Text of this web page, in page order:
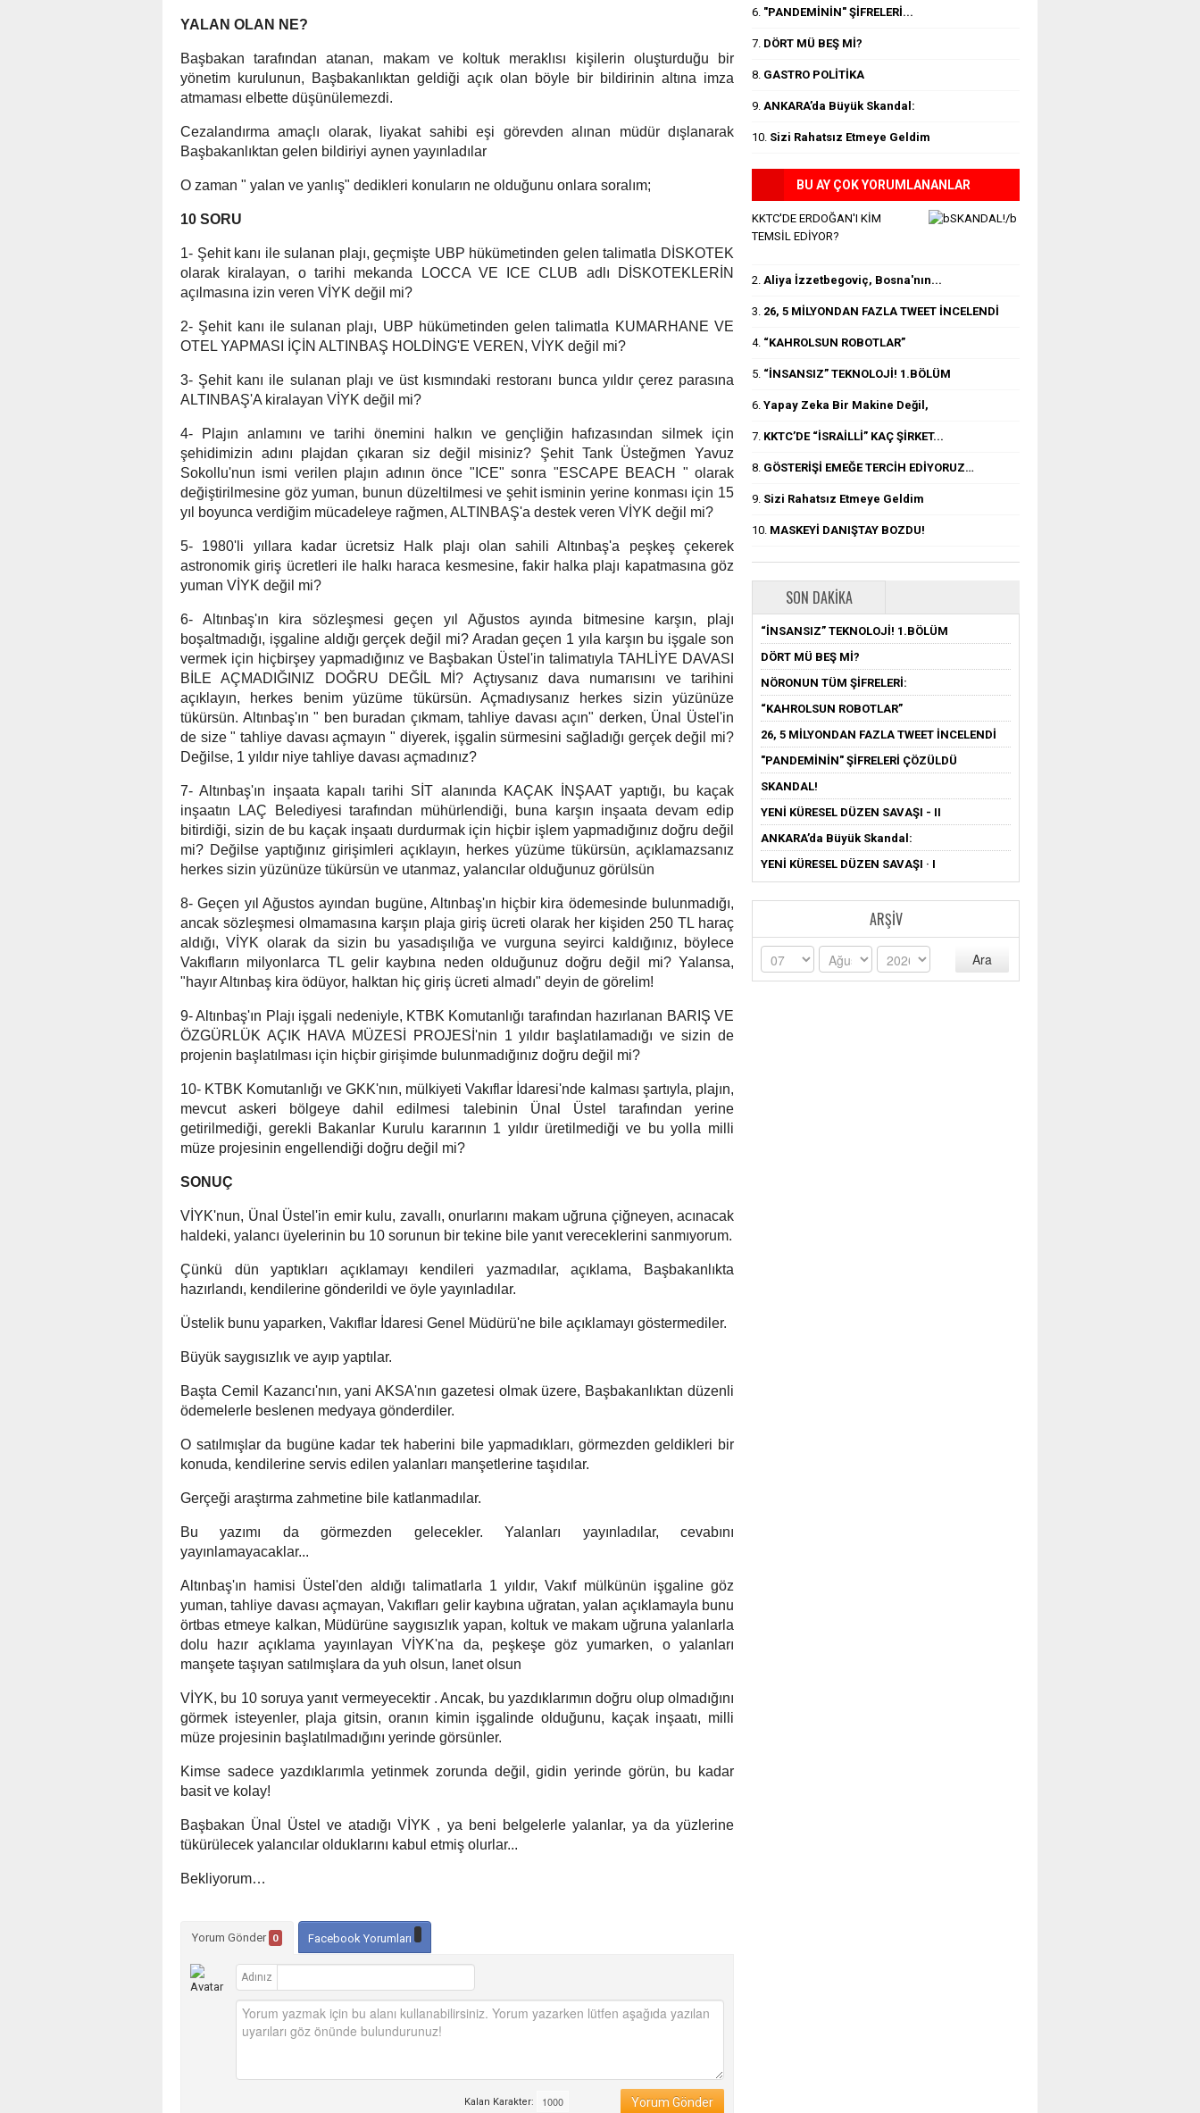
YALAN OLAN NE?
Başbakan tarafından atanan, makam ve koltuk meraklısı kişilerin oluşturduğu bir
yönetim kurulunun, Başbakanlıktan geldiği açık olan böyle bir bildirinin altına imza
atmaması elbette düşünülemezdi.
Cezalandırma amaçlı olarak, liyakat sahibi eşi görevden alınan müdür dışlanarak
Başbakanlıktan gelen bildiriyi aynen yayınladılar
O zaman " yalan ve yanlış" dedikleri konuların ne olduğunu onlara soralım;
10 SORU
1- Şehit kanı ile sulanan plajı, geçmişte UBP hükümetinden gelen talimatla DİSKOTEK
olarak kiralayan, o tarihi mekanda LOCCA VE ICE CLUB adlı DİSKOTEKLERİN
açılmasına izin veren VİYK değil mi?
2- Şehit kanı ile sulanan plajı, UBP hükümetinden gelen talimatla KUMARHANE VE
OTEL YAPMASI İÇİN ALTINBAŞ HOLDİNG'E VEREN, VİYK değil mi?
3- Şehit kanı ile sulanan plajı ve üst kısmındaki restoranı bunca yıldır çerez parasına
ALTINBAŞ'A kiralayan VİYK değil mi?
4- Plajın anlamını ve tarihi önemini halkın ve gençliğin hafızasından silmek için
şehidimizin adını plajdan çıkaran siz değil misiniz? Şehit Tank Üsteğmen Yavuz
Sokollu'nun ismi verilen plajın adının önce "ICE" sonra "ESCAPE BEACH " olarak
değiştirilmesine göz yuman, bunun düzeltilmesi ve şehit isminin yerine konması için 15
yıl boyunca verdiğim mücadeleye rağmen, ALTINBAŞ'a destek veren VİYK değil mi?
5- 1980'li yıllara kadar ücretsiz Halk plajı olan sahili Altınbaş'a peşkeş çekerek
astronomik giriş ücretleri ile halkı haraca kesmesine, fakir halka plajı kapatmasına göz
yuman VİYK değil mi?
6- Altınbaş'ın kira sözleşmesi geçen yıl Ağustos ayında bitmesine karşın, plajı
boşaltmadığı, işgaline aldığı gerçek değil mi? Aradan geçen 1 yıla karşın bu işgale son
vermek için hiçbirşey yapmadığınız ve Başbakan Üstel'in talimatıyla TAHLİYE DAVASI
BİLE AÇMADIĞINIZ DOĞRU DEĞİL Mİ? Açtıysanız dava numarısını ve tarihini
açıklayın, herkes benim yüzüme tükürsün. Açmadıysanız herkes sizin yüzünüze
tükürsün. Altınbaş'ın " ben buradan çıkmam, tahliye davası açın" derken, Ünal Üstel'in
de size " tahliye davası açmayın " diyerek, işgalin sürmesini sağladığı gerçek değil mi?
Değilse, 1 yıldır niye tahliye davası açmadınız?
7- Altınbaş'ın inşaata kapalı tarihi SİT alanında KAÇAK İNŞAAT yaptığı, bu kaçak
inşaatın LAÇ Belediyesi tarafından mühürlendiği, buna karşın inşaata devam edip
bitirdiği, sizin de bu kaçak inşaatı durdurmak için hiçbir işlem yapmadığınız doğru değil
mi? Değilse yaptığınız girişimleri açıklayın, herkes yüzüme tükürsün, açıklamazsanız
herkes sizin yüzünüze tükürsün ve utanmaz, yalancılar olduğunuz görülsün
8- Geçen yıl Ağustos ayından bugüne, Altınbaş'ın hiçbir kira ödemesinde bulunmadığı,
ancak sözleşmesi olmamasına karşın plaja giriş ücreti olarak her kişiden 250 TL haraç
aldığı, VİYK olarak da sizin bu yasadışılığa ve vurguna seyirci kaldığınız, böylece
Vakıfların milyonlarca TL gelir kaybına neden olduğunuz doğru değil mi? Yalansa,
"hayır Altınbaş kira ödüyor, halktan hiç giriş ücreti almadı" deyin de görelim!
9- Altınbaş'ın Plajı işgali nedeniyle, KTBK Komutanlığı tarafından hazırlanan BARIŞ VE
ÖZGÜRLÜK AÇIK HAVA MÜZESİ PROJESİ'nin 1 yıldır başlatılamadığı ve sizin de
projenin başlatılması için hiçbir girişimde bulunmadığınız doğru değil mi?
10- KTBK Komutanlığı ve GKK'nın, mülkiyeti Vakıflar İdaresi'nde kalması şartıyla, plajın,
mevcut askeri bölgeye dahil edilmesi talebinin Ünal Üstel tarafından yerine
getirilmediği, gerekli Bakanlar Kurulu kararının 1 yıldır üretilmediği ve bu yolla milli
müze projesinin engellendiği doğru değil mi?
SONUÇ
VİYK'nun, Ünal Üstel'in emir kulu, zavallı, onurlarını makam uğruna çiğneyen, acınacak
haldeki, yalancı üyelerinin bu 10 sorunun bir tekine bile yanıt vereceklerini sanmıyorum.
Çünkü dün yaptıkları açıklamayı kendileri yazmadılar, açıklama, Başbakanlıkta
hazırlandı, kendilerine gönderildi ve öyle yayınladılar.
Üstelik bunu yaparken, Vakıflar İdaresi Genel Müdürü'ne bile açıklamayı göstermediler.
Büyük saygısızlık ve ayıp yaptılar.
Başta Cemil Kazancı'nın, yani AKSA'nın gazetesi olmak üzere, Başbakanlıktan düzenli
ödemelerle beslenen medyaya gönderdiler.
O satılmışlar da bugüne kadar tek haberini bile yapmadıkları, görmezden geldikleri bir
konuda, kendilerine servis edilen yalanları manşetlerine taşıdılar.
Gerçeği araştırma zahmetine bile katlanmadılar.
Bu yazımı da görmezden gelecekler. Yalanları yayınladılar, cevabını
yayınlamayacaklar...
Altınbaş'ın hamisi Üstel'den aldığı talimatlarla 1 yıldır, Vakıf mülkünün işgaline göz
yuman, tahliye davası açmayan, Vakıfları gelir kaybına uğratan, yalan açıklamayla bunu
örtbas etmeye kalkan, Müdürüne saygısızlık yapan, koltuk ve makam uğruna yalanlarla
dolu hazır açıklama yayınlayan VİYK'na da, peşkeşe göz yumarken, o yalanları
manşete taşıyan satılmışlara da yuh olsun, lanet olsun
VİYK, bu 10 soruya yanıt vermeyecektir . Ancak, bu yazdıklarımın doğru olup olmadığını
görmek isteyenler, plaja gitsin, oranın kimin işgalinde olduğunu, kaçak inşaatı, milli
müze projesinin başlatılmadığını yerinde görsünler.
Kimse sadece yazdıklarımla yetinmek zorunda değil, gidin yerinde görün, bu kadar
basit ve kolay!
Başbakan Ünal Üstel ve atadığı VİYK , ya beni belgelerle yalanlar, ya da yüzlerine
tükürülecek yalancılar olduklarını kabul etmiş olurlar...
Bekliyorum…
Yorum Gönder 0 Facebook Yorumları
Adınız
Yorum Gönder
Kalan Karakter:
6. "PANDEMİNİN" ŞİFRELERİ...
7. DÖRT MÜ BEŞ Mİ?
8. GASTRO POLİTİKA
9. ANKARA’da Büyük Skandal:
10. Sizi Rahatsız Etmeye Geldim
BU AY ÇOK YORUMLANANLAR
KKTC'DE ERDOĞAN'I KİM
TEMSİL EDİYOR?
2. Aliya İzzetbegoviç, Bosna'nın...
3. 26, 5 MİLYONDAN FAZLA TWEET İNCELENDİ
4. “KAHROLSUN ROBOTLAR”
5. “İNSANSIZ” TEKNOLOJİ! 1.BÖLÜM
6. Yapay Zeka Bir Makine Değil,
7. KKTC’DE “İSRAİLLİ” KAÇ ŞİRKET...
8. GÖSTERİŞİ EMEĞE TERCİH EDİYORUZ…
9. Sizi Rahatsız Etmeye Geldim
10. MASKEYİ DANIŞTAY BOZDU!
SON DAKIKA
“İNSANSIZ” TEKNOLOJİ! 1.BÖLÜM
DÖRT MÜ BEŞ Mİ?
NÖRONUN TÜM ŞİFRELERİ:
“KAHROLSUN ROBOTLAR”
26, 5 MİLYONDAN FAZLA TWEET İNCELENDİ
"PANDEMİNİN" ŞİFRELERİ ÇÖZÜLDÜ
SKANDAL!
YENİ KÜRESEL DÜZEN SAVAŞI - II
ANKARA’da Büyük Skandal:
YENİ KÜRESEL DÜZEN SAVAŞI · I
ARŞIV
Ara